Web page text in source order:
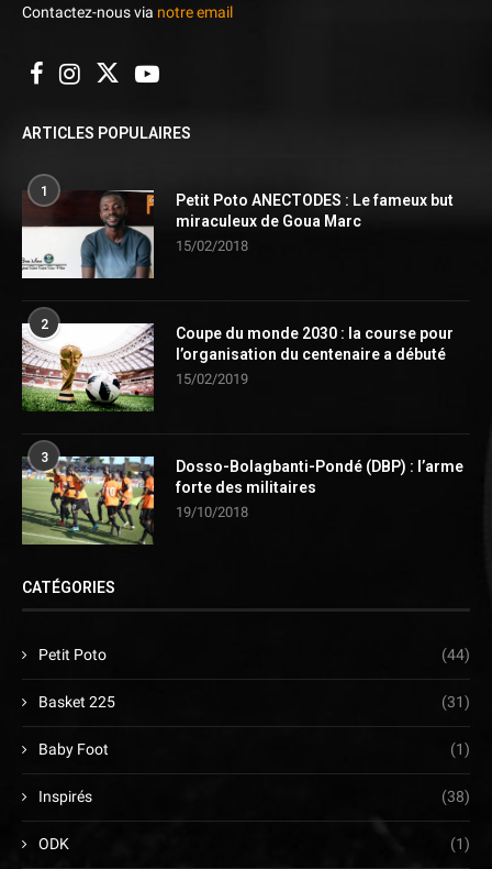
Contactez-nous via notre email
ARTICLES POPULAIRES
1
Petit Poto ANECTODES : Le fameux but
miraculeux de Goua Marc
15/02/2018
2
Coupe du monde 2030 : la course pour
l’organisation du centenaire a débuté
15/02/2019
3
Dosso-Bolagbanti-Pondé (DBP) : l’arme
forte des militaires
19/10/2018
CATÉGORIES
Petit Poto (44)
Basket 225 (31)
Baby Foot (1)
Inspirés (38)
ODK (1)